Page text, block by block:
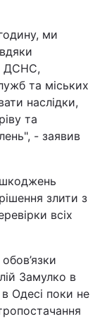
ми
ДСНС,
та міських
наслідки,
та
- заявив
злити з
всіх
Замулко в
Одесі поки не